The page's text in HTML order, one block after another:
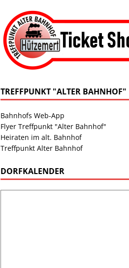
TREFFPUNKT "ALTER BAHNHOF"
Bahnhofs Web-App
Flyer Treffpunkt "Alter Bahnhof"
Heiraten im alt. Bahnhof
Treffpunkt Alter Bahnhof
DORFKALENDER